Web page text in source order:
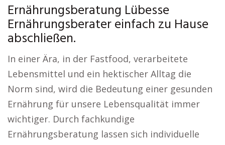
Ernährungsberatung Lübesse
Ernährungsberater einfach zu Hause
abschließen.
In einer Ära, in der Fastfood, verarbeitete
Lebensmittel und ein hektischer Alltag die
Norm sind, wird die Bedeutung einer gesunden
Ernährung für unsere Lebensqualität immer
wichtiger. Durch fachkundige
Ernährungsberatung lassen sich individuelle